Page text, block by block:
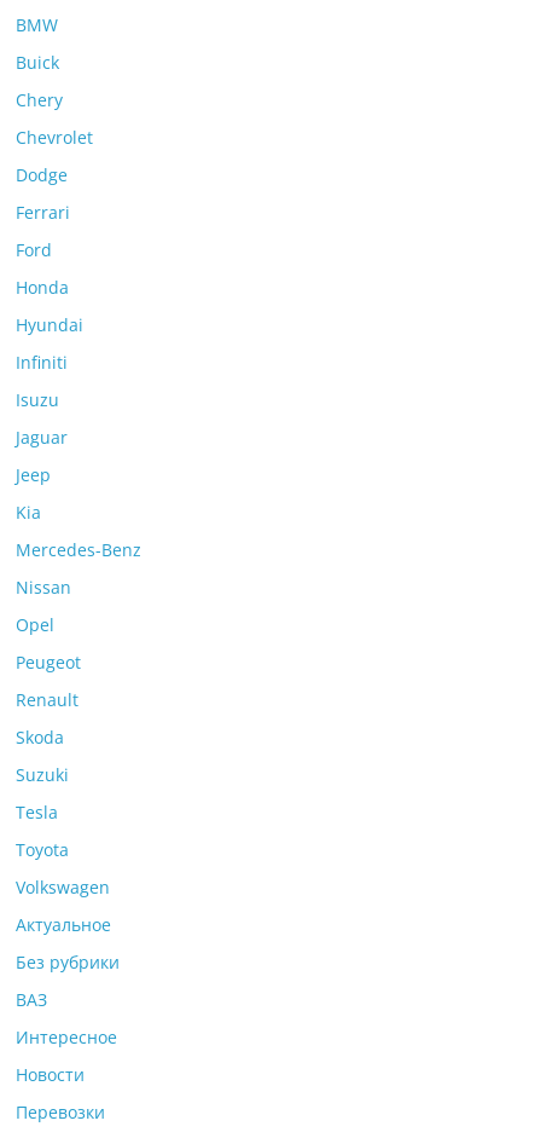
BMW
Buick
Chery
Chevrolet
Dodge
Ferrari
Ford
Honda
Hyundai
Infiniti
Isuzu
Jaguar
Jeep
Kia
Mercedes-Benz
Nissan
Opel
Peugeot
Renault
Skoda
Suzuki
Tesla
Toyota
Volkswagen
Актуальное
Без рубрики
ВАЗ
Интересное
Новости
Перевозки